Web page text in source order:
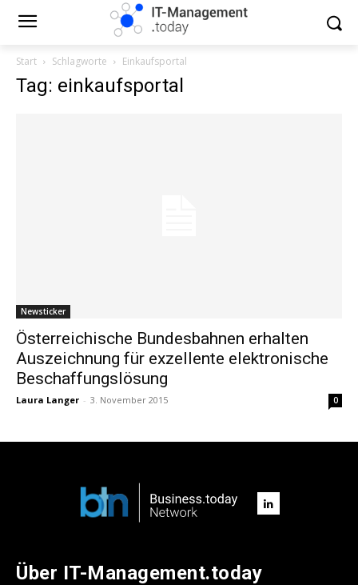
Start Schlagworte Einkaufsportal
Tag: einkaufsportal
Newsticker
Österreichische Bundesbahnen erhalten
Auszeichnung für exzellente elektronische
Beschaffungslösung
Laura Langer - 3. November 2015 0
Über IT-Management.today